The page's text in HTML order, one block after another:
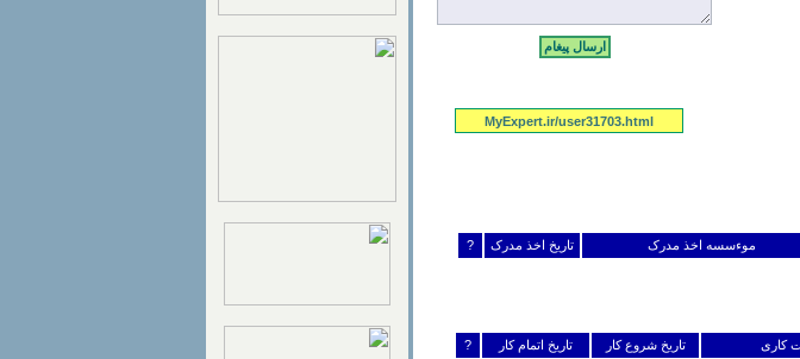
MyExpert.ir/user31703.html
موءسسه اخذ مدرک تاریخ اخذ مدرک ?
کاری تاریخ شروع کار تاریخ اتمام کار ?